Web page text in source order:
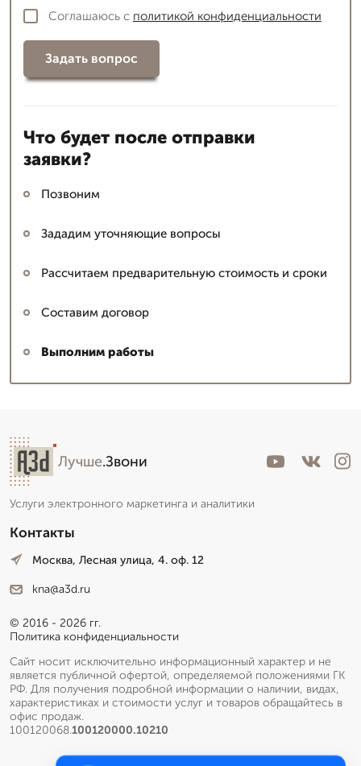
Соглашаюсь с политикой конфиденциальности
Задать вопрос
Что будет после отправки
заявки?
Позвоним
Зададим уточняющие вопросы
Рассчитаем предварительную стоимость и сроки
Составим договор
Выполним работы
Лучше.Звони
Услуги электронного маркетинга и аналитики
Контакты
Москва, Лесная улица, 4. оф. 12
kna@a3d.ru
© 2016 - 2026 гг.
Политика конфиденциальности
Сайт носит исключительно информационный характер и не
является публичной офертой, определяемой положениями ГК
РФ. Для получения подробной информации о наличии, видах,
характеристиках и стоимости услуг и товаров обращайтесь в
офис продаж.
100120068.100120000.10210